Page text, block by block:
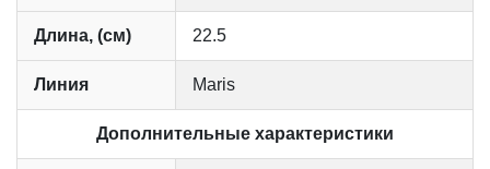
Длина, (см) 22.5
Линия Maris
Дополнительные характеристики